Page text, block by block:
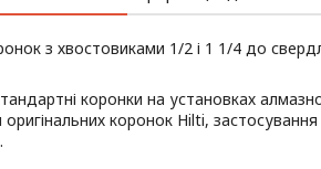
з хвостовиками 1/2 і 1 1/4 до
коронки на установках
коронок Hilti,